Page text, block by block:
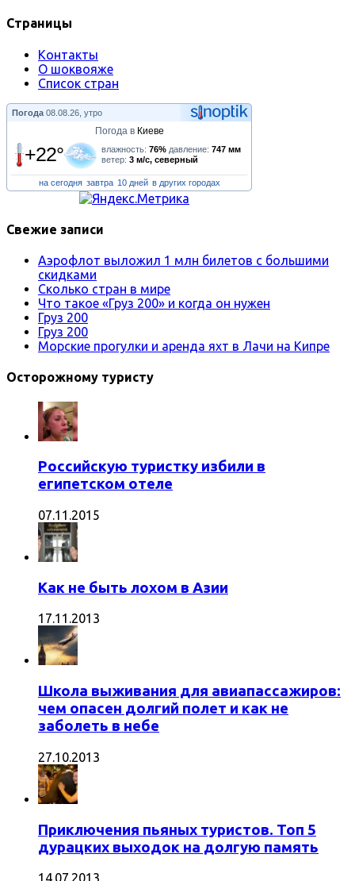
Страницы
Контакты
О шоквояже
Список стран
Погода 08.08.26, утро
Погода в Киеве
+22° влажность: 76% давление: 747 мм
ветер: 3 м/с, северный
на сегодня завтра 10 дней в других городах
Свежие записи
Аэрофлот выложил 1 млн билетов с большими
скидками
Сколько стран в мире
Что такое «Груз 200» и когда он нужен
Груз 200
Груз 200
Морские прогулки и аренда яхт в Лачи на Кипре
Осторожному туристу
Российскую туристку избили в
египетском отеле
07.11.2015
Как не быть лохом в Азии
17.11.2013
Школа выживания для авиапассажиров:
чем опасен долгий полет и как не
заболеть в небе
27.10.2013
Приключения пьяных туристов. Топ 5
дурацких выходок на долгую память
14.07.2013